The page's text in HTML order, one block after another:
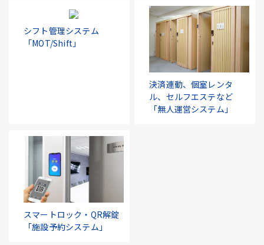
シフト管理システム
「MOT/Shift」
決済連動、個室レンタ
ル、セルフエステなど
「無人運営システム」
スマートロック・QR解錠
「施設予約システム」